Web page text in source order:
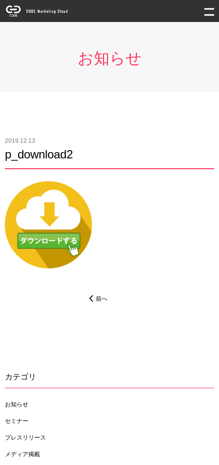
お知らせ
2019.12.13
p_download2
前へ
カテゴリ
お知らせ
セミナー
プレスリリース
メディア掲載